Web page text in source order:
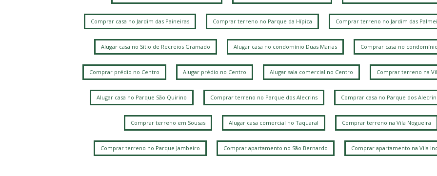
Comprar casa no Jardim das Paineiras Comprar terreno no Parque da Hípica Comprar terreno no Jardim das
Alugar casa no Sítio de Recreios Gramado Alugar casa no condomínio Duas Marias Comprar casa no
Comprar prédio no Centro Alugar prédio no Centro Alugar sala comercial no Centro Comprar terreno na
Alugar casa no Parque São Quirino Comprar terreno no Parque dos Alecrins Comprar casa no Parque dos
Comprar terreno em Sousas Alugar casa comercial no Taquaral Comprar terreno na Vila Nogueira
Comprar terreno no Parque Jambeiro Comprar apartamento no São Bernardo Comprar apartamento na Vila